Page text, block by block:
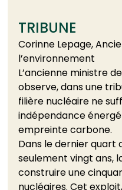
TRIBUNE
Corinne Lepage,
l’environnement
L’ancienne ministre
observe, dans une
filière nucléaire ne
indépendance
empreinte carbone.
Dans le dernier quart
seulement vingt ans,
construire une
nucléaires. Cet